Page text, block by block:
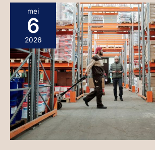
mei
6
2026
EEN
MAGAZIJN
DAT
MEEBEWEEGT
MET
JE
BEDRIJF